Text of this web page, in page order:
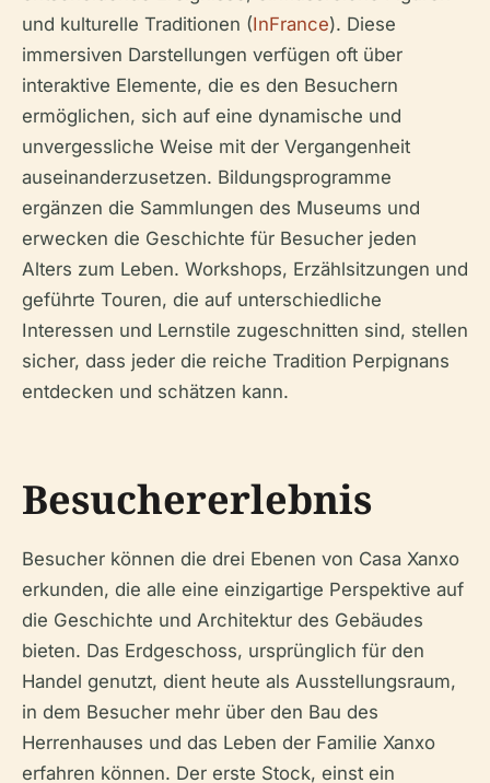
und kulturelle Traditionen (InFrance). Diese
immersiven Darstellungen verfügen oft über
interaktive Elemente, die es den Besuchern
ermöglichen, sich auf eine dynamische und
unvergessliche Weise mit der Vergangenheit
auseinanderzusetzen. Bildungsprogramme
ergänzen die Sammlungen des Museums und
erwecken die Geschichte für Besucher jeden
Alters zum Leben. Workshops, Erzählsitzungen und
geführte Touren, die auf unterschiedliche
Interessen und Lernstile zugeschnitten sind, stellen
sicher, dass jeder die reiche Tradition Perpignans
entdecken und schätzen kann.
Besuchererlebnis
Besucher können die drei Ebenen von Casa Xanxo
erkunden, die alle eine einzigartige Perspektive auf
die Geschichte und Architektur des Gebäudes
bieten. Das Erdgeschoss, ursprünglich für den
Handel genutzt, dient heute als Ausstellungsraum,
in dem Besucher mehr über den Bau des
Herrenhauses und das Leben der Familie Xanxo
erfahren können. Der erste Stock, einst ein